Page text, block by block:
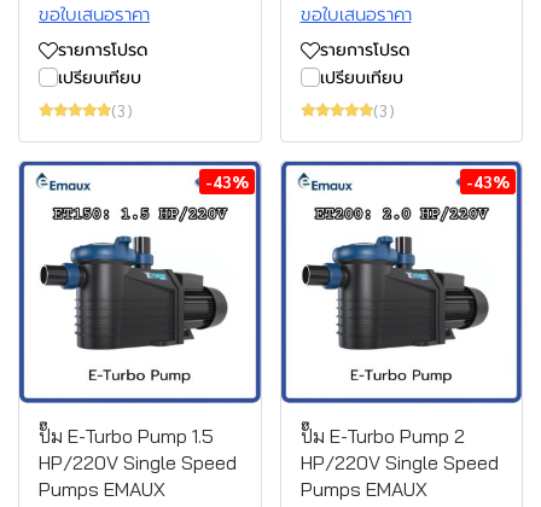
ขอใบเสนอราคา
รายการโปรด
เปรียบเทียบ
(3)
ขอใบเสนอราคา
รายการโปรด
เปรียบเทียบ
(3)
-43%
ปั๊ม E-Turbo Pump 1.5
HP/220V Single Speed
Pumps EMAUX
-43%
ปั๊ม E-Turbo Pump 2
HP/220V Single Speed
Pumps EMAUX